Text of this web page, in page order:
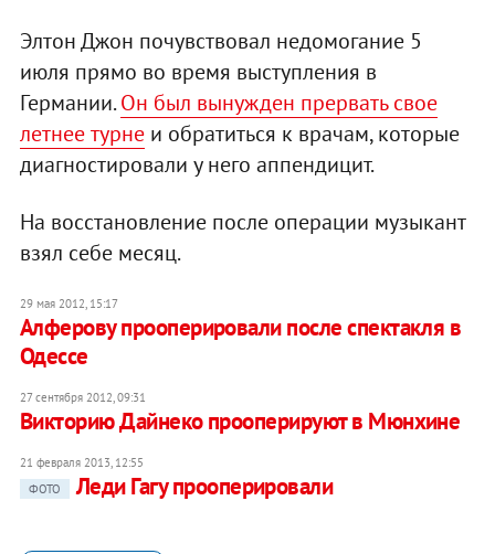
Элтон Джон почувствовал недомогание 5
июля прямо во время выступления в
Германии.Он был вынужден прервать свое
летнее турнеи обратиться к врачам, которые
диагностировали у него аппендицит.
На восстановление после операции музыкант
взял себе месяц.
29 мая 2012, 15:17
Алферову прооперировали после спектакля в
Одессе
27 сентября 2012, 09:31
Викторию Дайнеко прооперируют в Мюнхине
21 февраля 2013, 12:55
ФОТО
Леди Гагу прооперировали